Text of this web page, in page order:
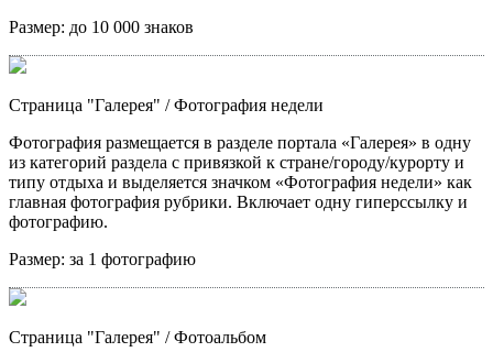
Размер: до 10 000 знаков
Страница "Галерея" / Фотография недели
Фотография размещается в разделе портала «Галерея» в одну
из категорий раздела с привязкой к стране/городу/курорту и
типу отдыха и выделяется значком «Фотография недели» как
главная фотография рубрики. Включает одну гиперссылку и
фотографию.
Размер: за 1 фотографию
Страница "Галерея" / Фотоальбом